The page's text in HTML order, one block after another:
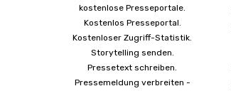
kostenlose Presseportale.
Kostenlos Presseportal.
Kostenloser Zugriff-Statistik.
Storytelling senden.
Pressetext schreiben.
Pressemeldung verbreiten -